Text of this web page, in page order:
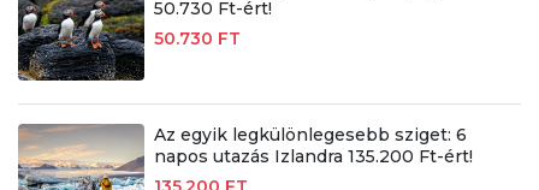
50.730 Ft-ért!
50.730 FT
Az egyik legkülönlegesebb sziget: 6
napos utazás Izlandra 135.200 Ft-ért!